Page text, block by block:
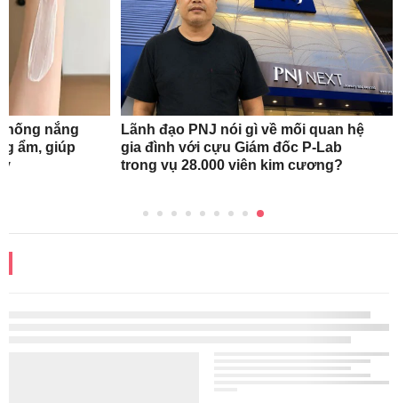
nắng
ẩm, giúp
Lãnh đạo PNJ nói gì về mối quan hệ
gia đình với cựu Giám đốc P-Lab
trong vụ 28.000 viên kim cương?